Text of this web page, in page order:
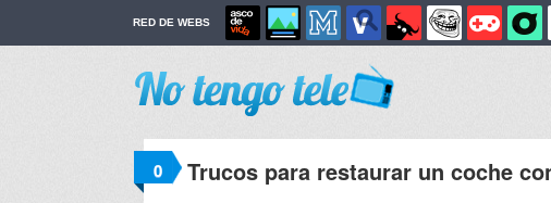
RED DE WEBS
0 Trucos para restaurar un coche